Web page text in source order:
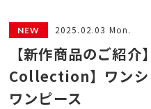
2025.02.03 Mon.
【新作商品のご紹
Collection】ワンシ
ワンピース